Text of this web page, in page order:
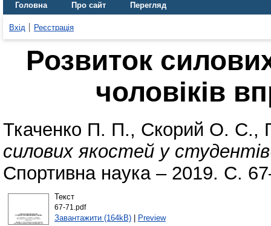
Головна Про сайт Перегляд
Вхід Реєстрація
Розвиток
чоловіків
Ткаченко П. П., Скорий О. С.,
силових якостей у
Спортивна наука – 2019. С.
Текст
67-71.pdf
Завантажити (164kB)| Preview